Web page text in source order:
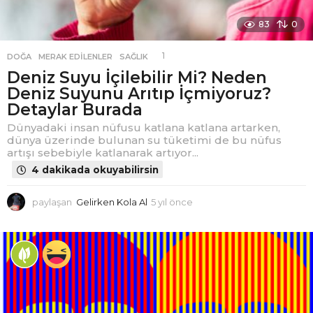
83 0
DOĞA ,MERAK EDILENLER ,SAĞLIK 1
Deniz Suyu İçilebilir Mi? Neden
Deniz Suyunu Arıtıp İçmiyoruz?
Detaylar Burada
Dünyadaki insan nüfusu katlana katlana artarken,
dünya üzerinde bulunan su tüketimi de bu nüfus
artışı sebebiyle katlanarak artıyor...
4 dakikada okuyabilirsin
paylaşan Gelirken Kola Al 5 yıl önce